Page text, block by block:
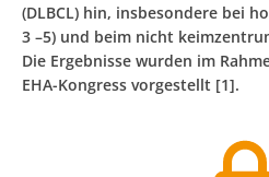
(DLBCL) hin, insbesondere bei
3 –5) und beim nicht
Die Ergebnisse wurden im
EHA-Kongress vorgestellt [1].